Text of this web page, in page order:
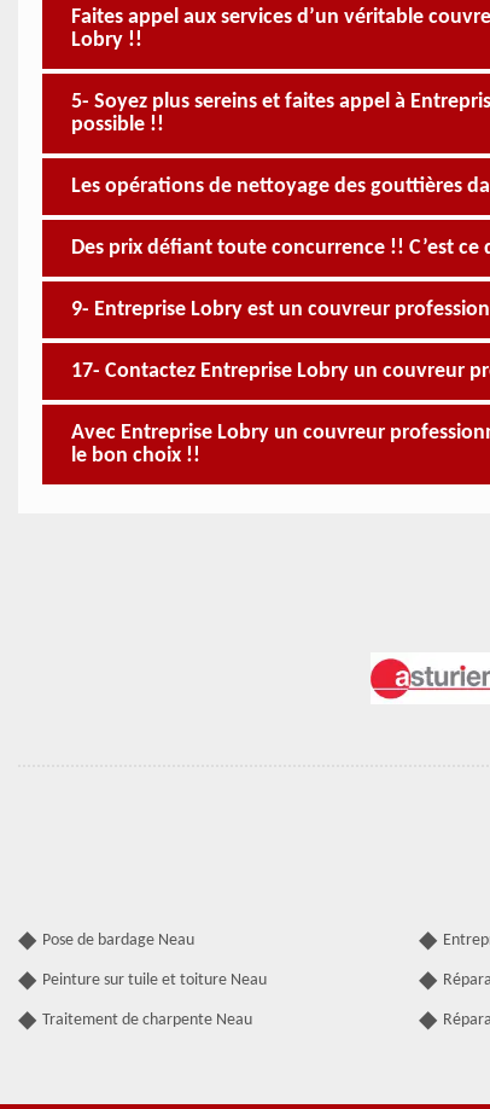
Faites appel aux services d’un véritable
Lobry !!
5- Soyez plus sereins et faites appel à
possible !!
Les opérations de nettoyage des gouttières
Des prix défiant toute concurrence !! C’est
9- Entreprise Lobry est un couvreur
17- Contactez Entreprise Lobry un couvreur
Avec Entreprise Lobry un couvreur
le bon choix !!
Pose de bardage Neau
Peinture sur tuile et toiture Neau
Traitement de charpente Neau